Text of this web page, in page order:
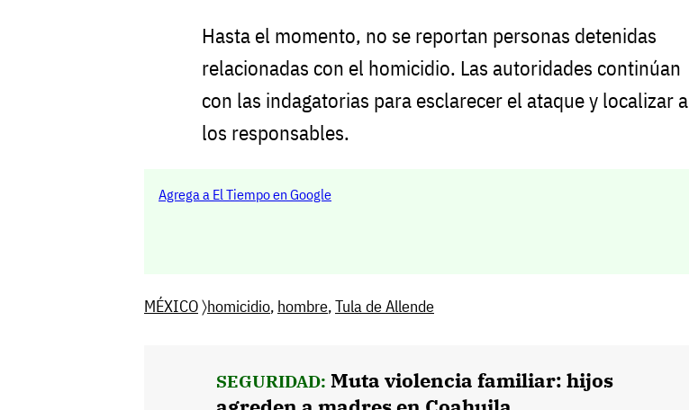
Hasta el momento, no se reportan personas detenidas
relacionadas con el homicidio. Las autoridades continúan
con las indagatorias para esclarecer el ataque y localizar a
los responsables.
Agrega a El Tiempo en Google
MÉXICO〉homicidio, hombre,Tula de Allende
SEGURIDAD: Muta violencia familiar: hijos